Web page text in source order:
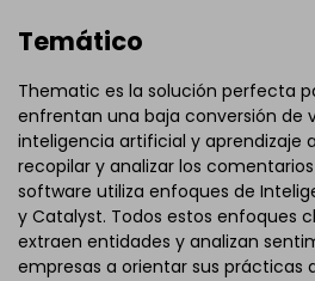
Temático
Thematic es la solución perfecta
enfrentan una baja conversión de
inteligencia artificial y aprendizaje
recopilar y analizar los
software utiliza enfoques de
y Catalyst. Todos estos enfoques
extraen entidades y analizan
empresas a orientar sus prácticas